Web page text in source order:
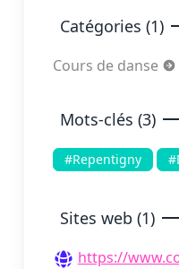
Catégories (1)
Cours de danse
Mots-clés (3)
#Repentigny
Sites web (1)
https://